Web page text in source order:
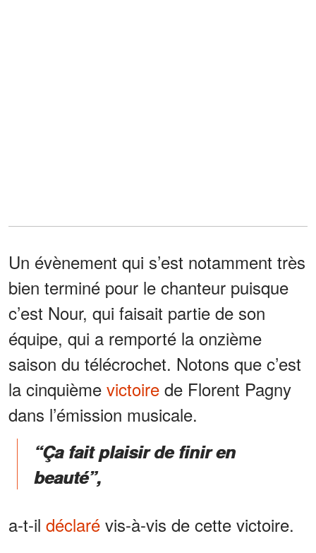
Un évènement qui s’est notamment très
bien terminé pour le chanteur puisque
c’est Nour, qui faisait partie de son
équipe, qui a remporté la onzième
saison du télécrochet. Notons que c’est
la cinquième victoire de Florent Pagny
dans l’émission musicale.
“Ça fait plaisir de finir en
beauté”,
a-t-il déclaré vis-à-vis de cette victoire.